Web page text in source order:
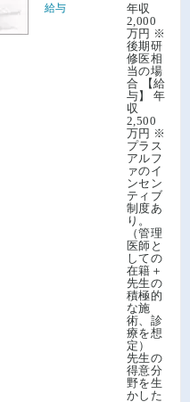
給与
年収
2,000
万円 ※
後期研
修医相
当の場
合 【給
与】 年
収
2,500
万円 ※
プラス
アルフ
ァのイ
ンセン
ティブ
制度あ
り。
（管理
医師と
しての
在籍＋
先生の
積極的
な施
術、診
療を想
定）
先生の
得意分
野を生
かした